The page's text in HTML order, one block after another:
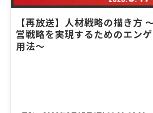
【再放送】人材戦略の描き方
営戦略を実現するためのエン
用法～